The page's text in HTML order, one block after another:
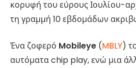
κορυφή του εύρους Ιουλίου-
τη γραμμή 10 εβδομάδων
Ένα ζοφερό Mobileye (MBLY)
αυτόματα chip play, ενώ μια